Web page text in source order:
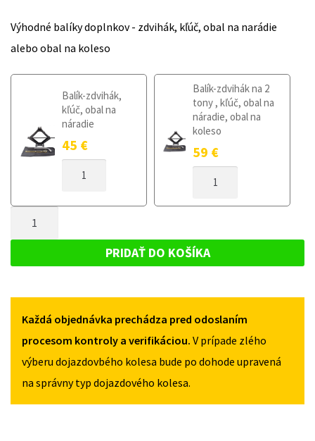
Výhodné balíky doplnkov - zdvihák, kľúč, obal na narádie
alebo obal na koleso
Balík-zdvihák,
kľúč, obal na
náradie
45 €
DOJAZDOVÉ
JAGUAR
TYPE
2009
Balík-zdvihák na 2
tony , kľúč, obal na
náradie, obal na
koleso
59 €
DOJAZDOVÉ
TYPE
2001-
5X108
JAGUAR
2001-
2009
125/70R18
PRIDAŤ DO KOŠÍKA
Každá objednávka prechádza pred odoslaním
procesom kontroly a verifikáciou. V prípade zlého
výberu dojazdovbého kolesa bude po dohode upravená
na správny typ dojazdového kolesa.